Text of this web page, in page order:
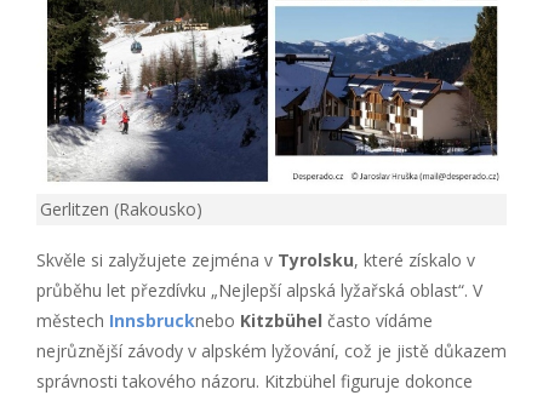
Gerlitzen (Rakousko)
Skvěle si zalyžujete zejména v Tyrolsku, které získalo v
průběhu let přezdívku „Nejlepší alpská lyžařská oblast“. V
městech Innsbrucknebo Kitzbühel často vídáme
nejrůznější závody v alpském lyžování, což je jistě důkazem
správnosti takového názoru. Kitzbühel figuruje dokonce